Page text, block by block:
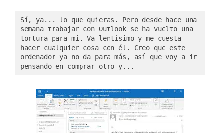
Sí, ya... lo que quieras. Pero desde hace una
semana trabajar con Outlook se ha vuelto una
tortura para mi. Va lentísimo y me cuesta
hacer cualquier cosa con él. Creo que este
ordenador ya no da para más, así que voy a ir
pensando en comprar otro y...